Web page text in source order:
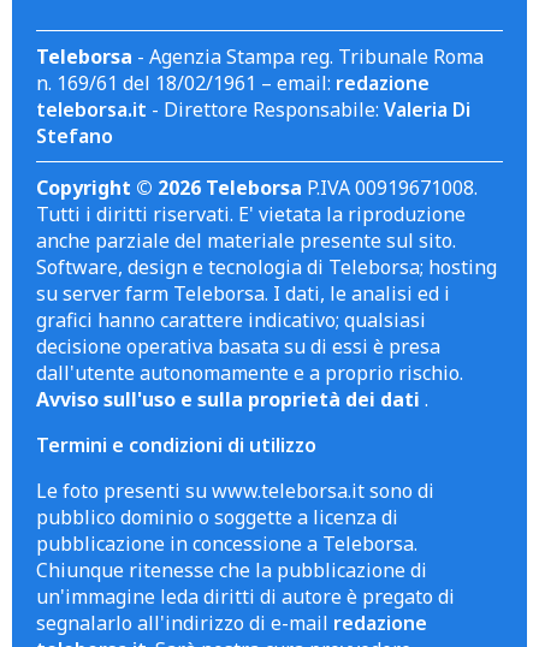
Teleborsa - Agenzia Stampa reg. Tribunale Roma
n. 169/61 del 18/02/1961 – email: redazione
teleborsa.it - Direttore Responsabile: Valeria Di
Stefano
Copyright © 2026 Teleborsa P.IVA 00919671008.
Tutti i diritti riservati. E' vietata la riproduzione
anche parziale del materiale presente sul sito.
Software, design e tecnologia di Teleborsa; hosting
su server farm Teleborsa. I dati, le analisi ed i
grafici hanno carattere indicativo; qualsiasi
decisione operativa basata su di essi è presa
dall'utente autonomamente e a proprio rischio.
Avviso sull'uso e sulla proprietà dei dati .
Termini e condizioni di utilizzo
Le foto presenti su www.teleborsa.it sono di
pubblico dominio o soggette a licenza di
pubblicazione in concessione a Teleborsa.
Chiunque ritenesse che la pubblicazione di
un'immagine leda diritti di autore è pregato di
segnalarlo all'indirizzo di e-mail redazione